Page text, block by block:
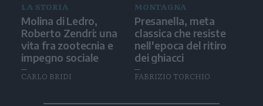
LA STORIA
Molina di Ledro,
Roberto Zendri: una
vita fra zootecnia e
impegno sociale
CARLO BRIDI
MONTAGNA
Presanella, meta
classica che resiste
nell'epoca del ritiro
dei ghiacci
FABRIZIO TORCHIO